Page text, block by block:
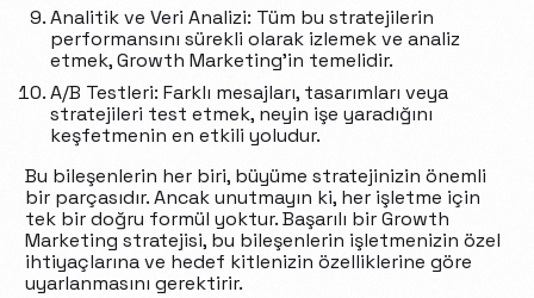
Analitik ve Veri Analizi: Tüm bu stratejilerin
performansını sürekli olarak izlemek ve analiz
etmek, Growth Marketing’in temelidir.
A/B Testleri: Farklı mesajları, tasarımları veya
stratejileri test etmek, neyin işe yaradığını
keşfetmenin en etkili yoludur.
Bu bileşenlerin her biri, büyüme stratejinizin önemli
bir parçasıdır. Ancak unutmayın ki, her işletme için
tek bir doğru formül yoktur. Başarılı bir Growth
Marketing stratejisi, bu bileşenlerin işletmenizin özel
ihtiyaçlarına ve hedef kitlenizin özelliklerine göre
uyarlanmasını gerektirir.